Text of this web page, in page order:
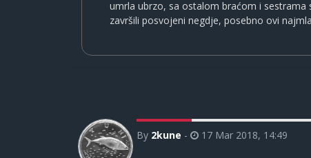
umrla ubrzo, sa ostalom braćom i
završili posvojeni negdje, posebno ovi
By 2kune - 17 Mar 2018, 14:49